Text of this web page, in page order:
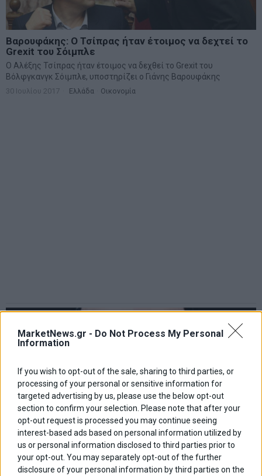
MarketNews.gr - Do Not Process My Personal
Information
If you wish to opt-out of the sale, sharing to third parties, or
processing of your personal or sensitive information for
targeted advertising by us, please use the below opt-out
section to confirm your selection. Please note that after your
opt-out request is processed you may continue seeing
interest-based ads based on personal information utilized by
us or personal information disclosed to third parties prior to
your opt-out. You may separately opt-out of the further
disclosure of your personal information by third parties on the
Βαρουφάκης: Ο Τσίπρας ήταν έτοιμος να δεχτεί το
Grexit του Σόιμπλε
Ο Αλέξης Τσίπρας ήταν έτοιμος να δεχθεί το Grexit του
Βόλφγκανγκ Σόιμπλε, υποστηρίζει ο Γιάνης Βαρουφάκης
30 Ιουλίου 2017 Ελλάδα Οικονομία
«Αφού βάλω σε μια τάξη τ’ ασυμμάζευτα, Γιάνη»